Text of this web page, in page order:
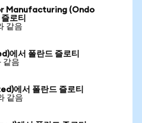
Manufacturing (Ondo
로티
같음
에서 폴란드 즐로티
같음
에서 폴란드 즐로티
같음